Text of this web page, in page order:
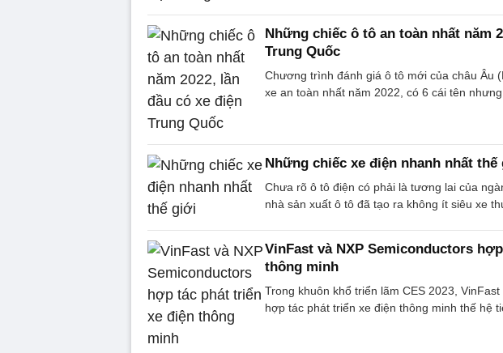
Những chiếc ô tô an toàn nhất năm
Trung Quốc
Chương trình đánh giá ô tô mới của châu Âu
xe an toàn nhất năm 2022, có 6 cái tên
Những chiếc xe điện nhanh nhất thế
Chưa rõ ô tô điện có phải là tương lai của
nhà sản xuất ô tô đã tạo ra không ít siêu xe
VinFast và NXP Semiconductors
thông minh
Trong khuôn khổ triển lãm CES 2023,
hợp tác phát triển xe điện thông minh thế hệ